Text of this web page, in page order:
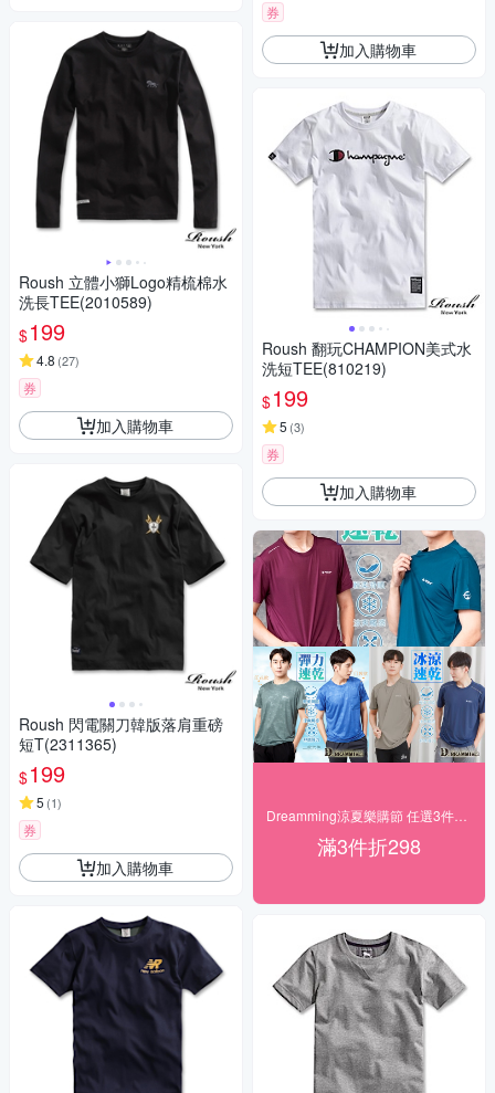
Roush 立體小獅Logo精梳棉水
洗長TEE(2010589)
$199
4.8 (27)
券
加入購物車
Roush 閃電關刀韓版落肩重磅
短T(2311365)
$199
5 (1)
券
加入購物車
券
加入購物車
Roush 翻玩CHAMPION美式水
洗短TEE(810219)
$199
5 (3)
券
加入購物車
滿3件折298